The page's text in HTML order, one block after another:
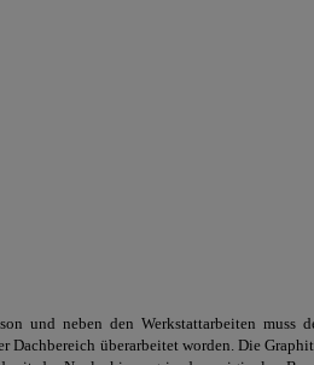
und neben den Werkstattarbeiten
Dachbereich überarbeitet worden. Die